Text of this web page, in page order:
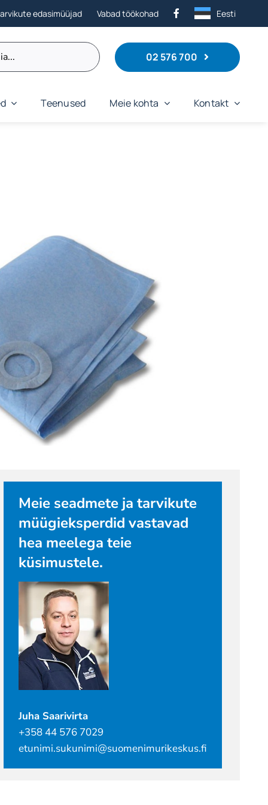
edasimüüjad Vabad töökohad Eesti
02 576 700
Teenused Meie kohta Kontakt
Meie seadmete ja tarvikute
müügieksperdid vastavad
hea meelega teie
küsimustele.
Juha Saarivirta
+358 44 576 7029
etunimi.sukunimi@suomenimurikeskus.fi